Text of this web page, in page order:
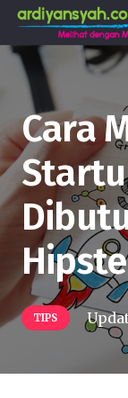
Cara
TIPS